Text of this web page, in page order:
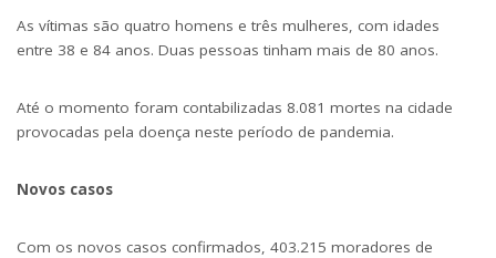
As vítimas são quatro homens e três mulheres, com idades
entre 38 e 84 anos. Duas pessoas tinham mais de 80 anos.
Até o momento foram contabilizadas 8.081 mortes na cidade
provocadas pela doença neste período de pandemia.
Novos casos
Com os novos casos confirmados, 403.215 moradores de